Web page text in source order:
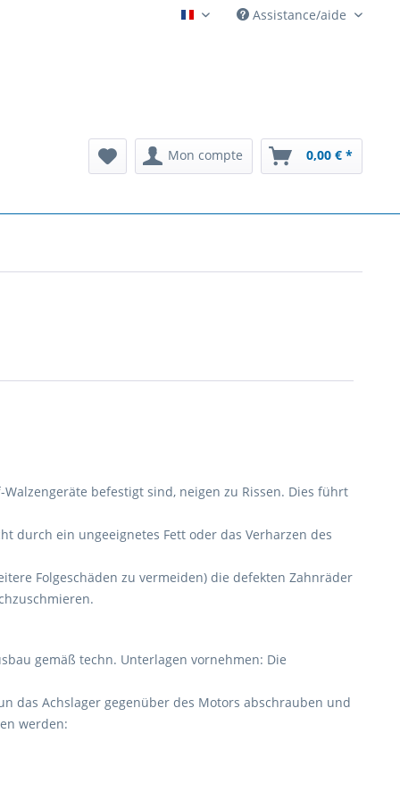
Automatenarchiv French
Assistance/aide
Mon compte 0,00 € *
befestigt sind, neigen zu Rissen. Dies führt
durch ein ungeeignetes Fett oder das Verharzen des
Folgeschäden zu vermeiden) die defekten Zahnräder
gemäß techn. Unterlagen vornehmen: Die
das Achslager gegenüber des Motors abschrauben und
werden: